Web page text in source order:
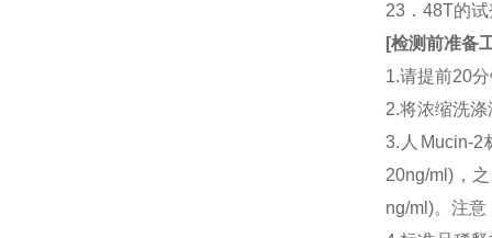
23．48T的
[检测前准备
1.请提前20
2.将浓缩洗
3.人Mucin-
20ng/ml)，
ng/ml)。注